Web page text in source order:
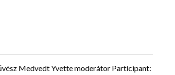
Medvedt Yvette moderátor Participant: